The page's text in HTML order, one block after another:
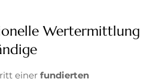
Wertermittlung
einer fundierten